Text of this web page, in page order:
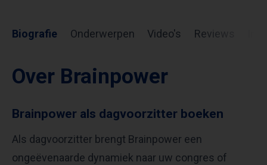
Biografie Onderwerpen Video's Reviews
Over Brainpower
Brainpower als dagvoorzitter boeken
Als dagvoorzitter brengt Brainpower een
ongeëvenaarde dynamiek naar uw congres of